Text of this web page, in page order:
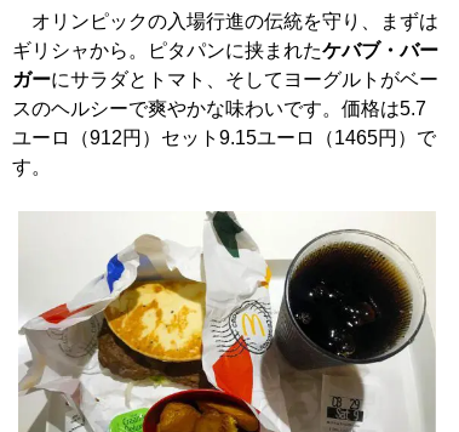
オリンピックの入場行進の伝統を守り、まずは
ギリシャから。ピタパンに挟まれたケバブ・バー
ガーにサラダとトマト、そしてヨーグルトがベー
スのヘルシーで爽やかな味わいです。価格は5.7
ユーロ（912円）セット9.15ユーロ（1465円）で
す。